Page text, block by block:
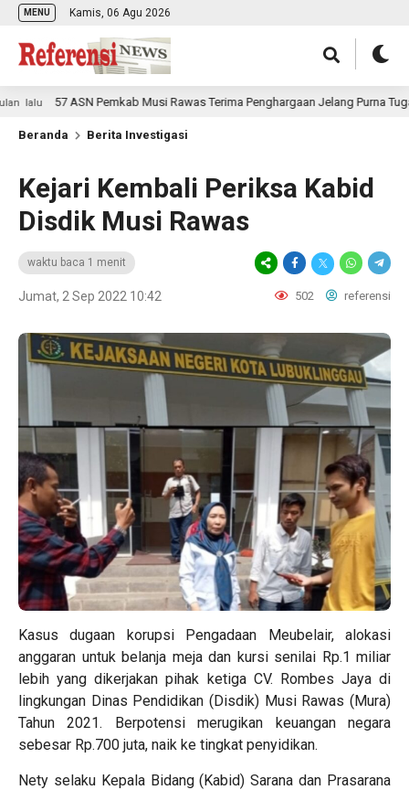
MENU Kamis, 06 Agu 2026
57 ASN Pemkab Musi Rawas Terima Penghargaan Jelang Purna Tugas
Beranda Berita Investigasi
Kejari Kembali Periksa Kabid
Disdik Musi Rawas
waktu baca 1 menit
Jumat, 2 Sep 2022 10:42 502 referensi
Kasus dugaan korupsi Pengadaan Meubelair, alokasi
anggaran untuk belanja meja dan kursi senilai Rp.1 miliar
lebih yang dikerjakan pihak ketiga CV. Rombes Jaya di
lingkungan Dinas Pendidikan (Disdik) Musi Rawas (Mura)
Tahun 2021. Berpotensi merugikan keuangan negara
sebesar Rp.700 juta, naik ke tingkat penyidikan.
Nety selaku Kepala Bidang (Kabid) Sarana dan Prasarana